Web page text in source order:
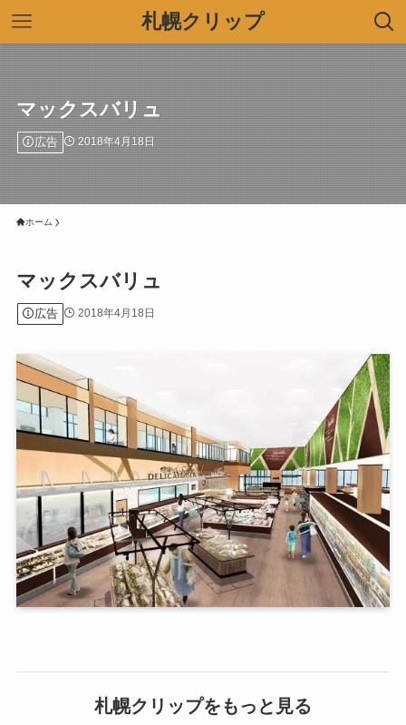
札幌クリップ
マックスバリュ
広告 2018年4月18日
ホーム
マックスバリュ
広告 2018年4月18日
札幌クリップをもっと見る